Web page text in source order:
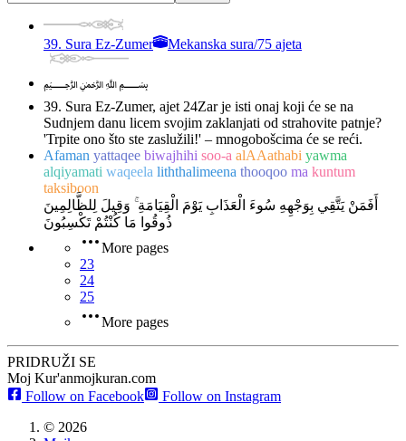
39. Sura Ez-Zumer Mekanska sura/75 ajeta
﷽
39. Sura Ez-Zumer, ajet 24Zar je isti onaj koji će se na
Sudnjem danu licem svojim zaklanjati od strahovite patnje?
'Trpite ono što ste zaslužili!' – mnogobošcima će se reći.
Afaman yattaqee biwajhihi soo-a alAAathabi yawma
alqiyamati waqeela liththalimeena thooqoo ma kuntum
taksiboon
أَفَمَنْ يَتَّقِي بِوَجْهِهِ سُوءَ الْعَذَابِ يَوْمَ الْقِيَامَةِ ۚ وَقِيلَ لِلظَّالِمِينَ
ذُوقُوا مَا كُنْتُمْ تَكْسِبُونَ
More pages
23
24
25
More pages
PRIDRUŽI SE
Moj Kur'anmojkuran.com
Follow on Facebook
Follow on Instagram
© 2026